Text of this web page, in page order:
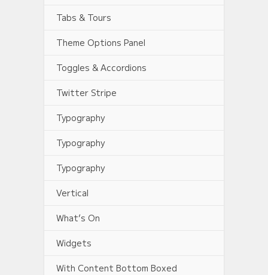
Tabs & Tours
Theme Options Panel
Toggles & Accordions
Twitter Stripe
Typography
Typography
Typography
Vertical
What’s On
Widgets
With Content Bottom Boxed